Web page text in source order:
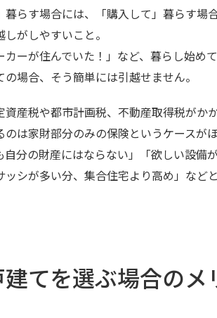
らす場合には、「購入して」暮らす場
がしやすいこと。
ーが住んでいた！」など、暮らし始め
場合、そう簡単には引越せません。
資産税や都市計画税、不動産取得税が
は家財部分のみの保険というケースがほ
自分の財産にはならない」「欲しい設
ッシが多い分、集合住宅より高め」な
てを選ぶ場合のメ